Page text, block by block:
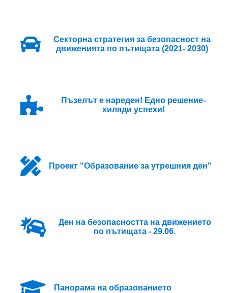
Секторна стратегия за безопасност на
движенията по пътищата (2021- 2030)
Пъзелът е нареден! Едно решение-
хиляди успехи!
Проект "Образование за утрешния ден"
Ден на безопасността на движението
по пътищата - 29.06.
Панорама на образованието